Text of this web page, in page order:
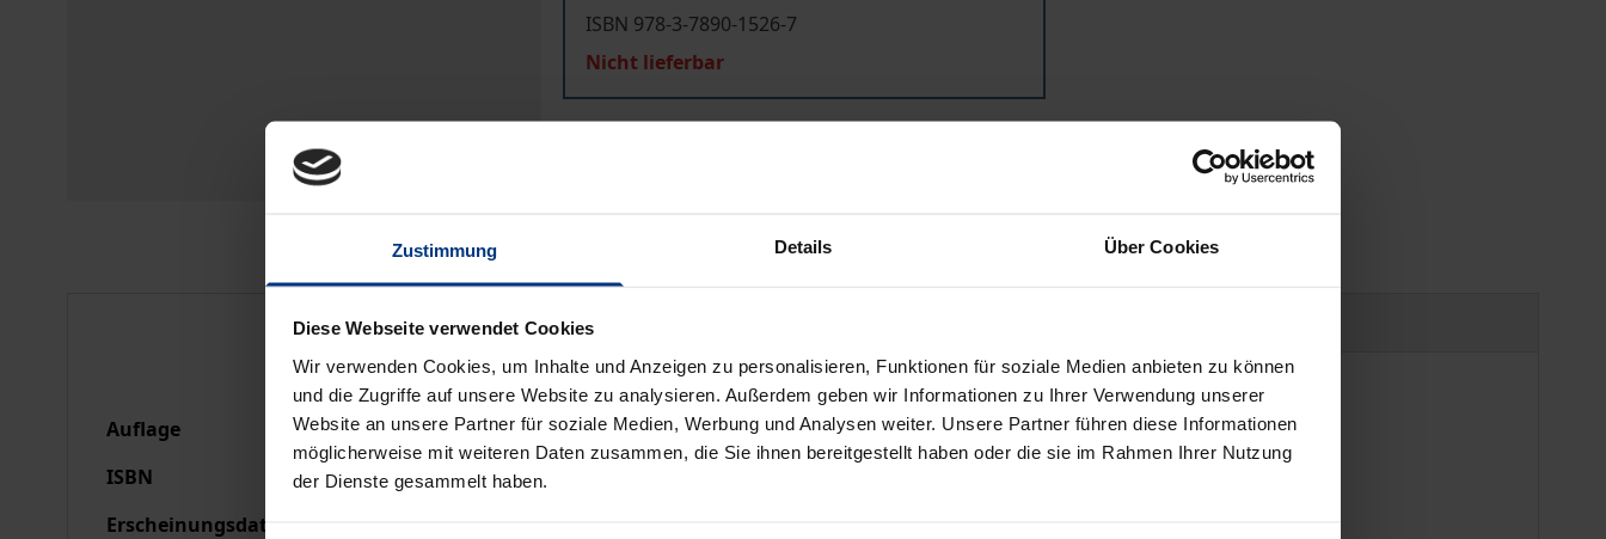
Zustimmung Details Über Cookies
Diese Webseite verwendet Cookies
Wir verwenden Cookies, um Inhalte und Anzeigen zu personalisieren, Funktionen für soziale Medien anbieten zu können
und die Zugriffe auf unsere Website zu analysieren. Außerdem geben wir Informationen zu Ihrer Verwendung unserer
Website an unsere Partner für soziale Medien, Werbung und Analysen weiter. Unsere Partner führen diese Informationen
möglicherweise mit weiteren Daten zusammen, die Sie ihnen bereitgestellt haben oder die sie im Rahmen Ihrer Nutzung
der Dienste gesammelt haben.
ISBN 978-3-7890-1526-7
Nicht lieferbar
Bibliografische Angaben
Auflage
1
ISBN
978-3-7890-1526-7
Erscheinungsdatum